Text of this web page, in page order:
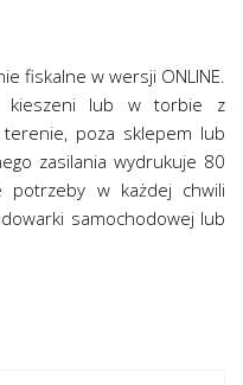
fiskalne w wersji ONLINE.
kieszeni lub w torbie z
poza sklepem lub
zasilania wydrukuje 80
potrzeby w każdej chwili
samochodowej lub